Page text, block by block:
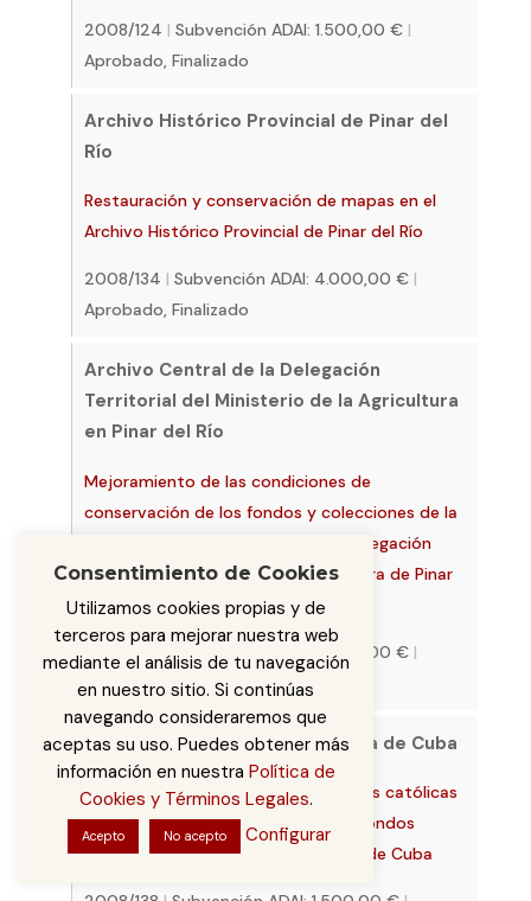
2008/124 | Subvención ADAI: 1.500,00 € |
Aprobado, Finalizado
Archivo Histórico Provincial de Pinar del
Río
Restauración y conservación de mapas en el
Archivo Histórico Provincial de Pinar del Río
2008/134 | Subvención ADAI: 4.000,00 € |
Aprobado, Finalizado
Archivo Central de la Delegación
Territorial del Ministerio de la Agricultura
en Pinar del Río
Mejoramiento de las condiciones de
conservación de los fondos y colecciones de la
Sección de Archivo Central de la Delegación
Territorial del Ministerio de Agricultura de Pinar
del Río
2008/149|Subvención ADAI: 2.000,00 € |
Aprobado, Finalizado
Archivo Nacional de la República de Cuba
Guía temática sobre las instituciones católicas
coloniales en Cuba a través de los fondos
documentales del Archivo Nacional de Cuba
Consentimiento de Cookies
Utilizamos cookies propias y de
terceros para mejorar nuestra web
mediante el análisis de tu navegación
en nuestro sitio. Si continúas
navegando consideraremos que
aceptas su uso. Puedes obtener más
información en nuestra Política de
Cookies y Términos Legales.
Acepto No acepto Configurar